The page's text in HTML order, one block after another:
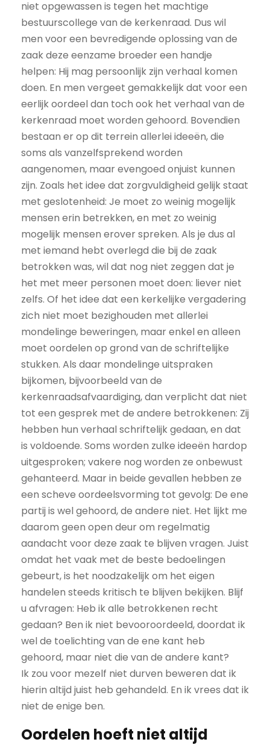
niet opgewassen is tegen het machtige
bestuurscollege van de kerkenraad. Dus wil
men voor een bevredigende oplossing van de
zaak deze eenzame broeder een handje
helpen: Hij mag persoonlijk zijn verhaal komen
doen. En men vergeet gemakkelijk dat voor een
eerlijk oordeel dan toch ook het verhaal van de
kerkenraad moet worden gehoord. Bovendien
bestaan er op dit terrein allerlei ideeën, die
soms als vanzelfsprekend worden
aangenomen, maar evengoed onjuist kunnen
zijn. Zoals het idee dat zorgvuldigheid gelijk staat
met geslotenheid: Je moet zo weinig mogelijk
mensen erin betrekken, en met zo weinig
mogelijk mensen erover spreken. Als je dus al
met iemand hebt overlegd die bij de zaak
betrokken was, wil dat nog niet zeggen dat je
het met meer personen moet doen: liever niet
zelfs. Of het idee dat een kerkelijke vergadering
zich niet moet bezighouden met allerlei
mondelinge beweringen, maar enkel en alleen
moet oordelen op grond van de schriftelijke
stukken. Als daar mondelinge uitspraken
bijkomen, bijvoorbeeld van de
kerkenraadsafvaardiging, dan verplicht dat niet
tot een gesprek met de andere betrokkenen: Zij
hebben hun verhaal schriftelijk gedaan, en dat
is voldoende. Soms worden zulke ideeën hardop
uitgesproken; vakere nog worden ze onbewust
gehanteerd. Maar in beide gevallen hebben ze
een scheve oordeelsvorming tot gevolg: De ene
partij is wel gehoord, de andere niet. Het lijkt me
daarom geen open deur om regelmatig
aandacht voor deze zaak te blijven vragen. Juist
omdat het vaak met de beste bedoelingen
gebeurt, is het noodzakelijk om het eigen
handelen steeds kritisch te blijven bekijken. Blijf
u afvragen: Heb ik alle betrokkenen recht
gedaan? Ben ik niet bevooroordeeld, doordat ik
wel de toelichting van de ene kant heb
gehoord, maar niet die van de andere kant?
Ik zou voor mezelf niet durven beweren dat ik
hierin altijd juist heb gehandeld. En ik vrees dat ik
niet de enige ben.
Oordelen hoeft niet altijd